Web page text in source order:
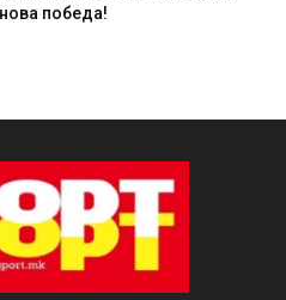
победа!